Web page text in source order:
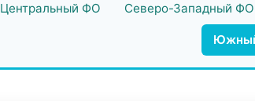
Центральный ФО Северо-Западный ФО